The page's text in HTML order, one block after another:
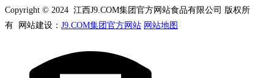
Copyright © 2024 江西J9.COM集团官方网站食品有限公司 版权所
有 网站建设： J9.COM集团官方网站 网站地图